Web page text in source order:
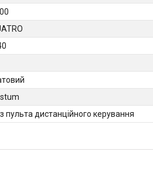
пульта дистанційного керування